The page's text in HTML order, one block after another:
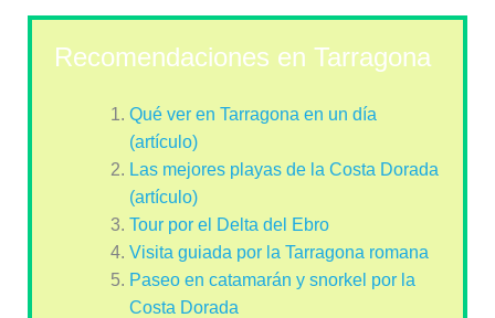
Recomendaciones en Tarragona
Qué ver en Tarragona en un día
(artículo)
Las mejores playas de la Costa Dorada
(artículo)
Tour por el Delta del Ebro
Visita guiada por la Tarragona romana
Paseo en catamarán y snorkel por la
Costa Dorada